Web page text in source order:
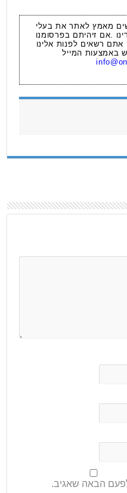
מאמץ לאתר את בעלי
.אם זיהיתם בפרסומנו
אתם רשאים לפנות אלינו
באמצעות המייל
הבאה שאגיב.